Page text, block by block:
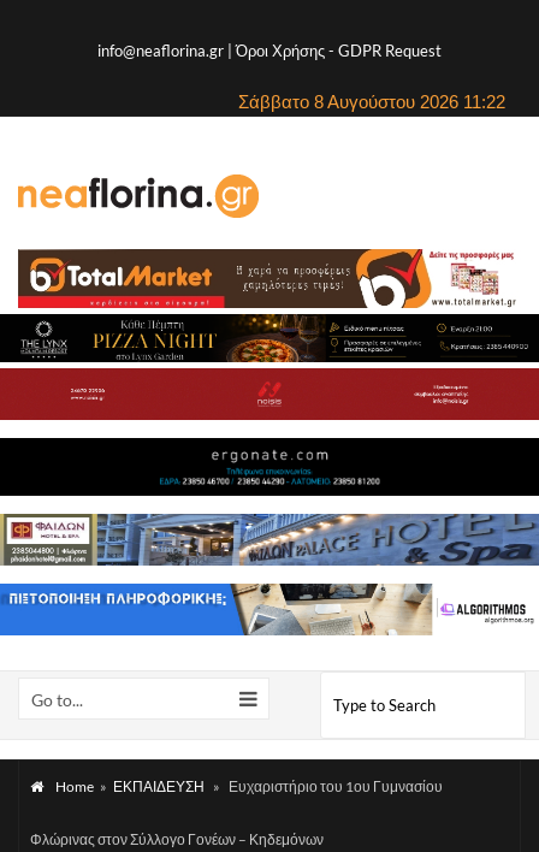
info@neaflorina.gr |Όροι Χρήσης- GDPR Request
Σάββατο 8 Αυγούστου 2026 11:22
Go to...
Home » ΕΚΠΑΙΔΕΥΣΗ » Ευχαριστήριο του 1ου Γυμνασίου
Φλώρινας στον Σύλλογο Γονέων – Κηδεμόνων